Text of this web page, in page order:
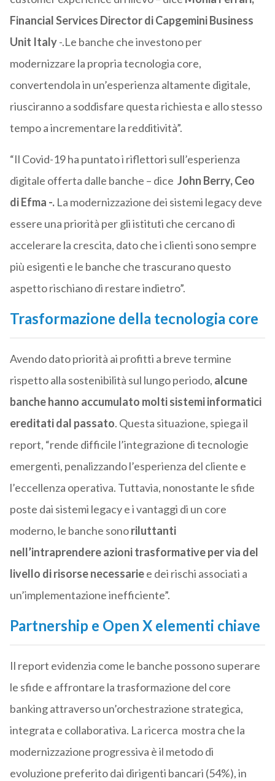
Financial Services Director di Capgemini Business
Unit Italy-.Le banche che investono per
modernizzare la propria tecnologia core,
convertendola in un’esperienza altamente digitale,
riusciranno a soddisfare questa richiesta e allo stesso
tempo a incrementare la redditività”.
“Il Covid-19 ha puntato i riflettori sull’esperienza
digitale offerta dalle banche – dice John Berry, Ceo
di Efma -.La modernizzazione dei sistemi legacy deve
essere una priorità per gli istituti che cercano di
accelerare la crescita, dato che i clienti sono sempre
più esigenti e le banche che trascurano questo
aspetto rischiano di restare indietro”.
Trasformazione della tecnologia core
Avendo dato priorità ai profitti a breve termine
rispetto alla sostenibilità sul lungo periodo, alcune
banche hanno accumulato molti sistemi informatici
ereditati dal passato. Questa situazione, spiega il
report, “rende difficile l’integrazione di tecnologie
emergenti, penalizzando l’esperienza del cliente e
l’eccellenza operativa. Tuttavia, nonostante le sfide
poste dai sistemi legacy e i vantaggi di un core
moderno, le banche sonoriluttanti
nell’intraprendere azioni trasformative per via del
livello di risorse necessariee dei rischi associati a
un’implementazione inefficiente”.
Partnership e Open X elementi chiave
Il report evidenzia come le banche possono superare
le sfide e affrontare la trasformazione del core
banking attraverso un’orchestrazione strategica,
integrata e collaborativa. La ricerca mostra che la
modernizzazione progressiva è il metodo di
evoluzione preferito dai dirigenti bancari (54%), in